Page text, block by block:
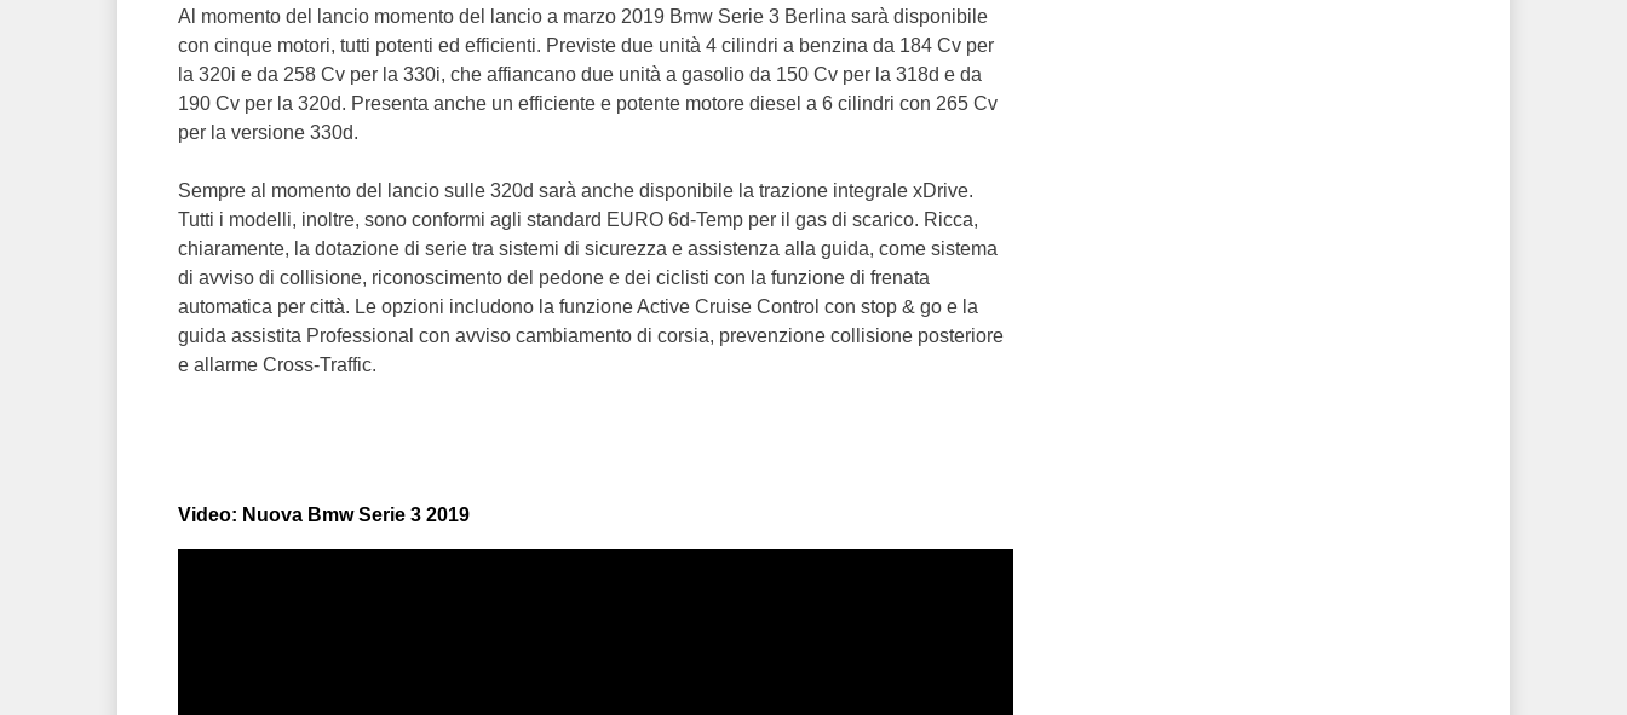
Al momento del lancio momento del lancio a marzo 2019 Bmw Serie 3 Berlina sarà disponibile
con cinque motori, tutti potenti ed efficienti. Previste due unità 4 cilindri a benzina da 184 Cv per
la 320i e da 258 Cv per la 330i, che affiancano due unità a gasolio da 150 Cv per la 318d e da
190 Cv per la 320d. Presenta anche un efficiente e potente motore diesel a 6 cilindri con 265 Cv
per la versione 330d.
Sempre al momento del lancio sulle 320d sarà anche disponibile la trazione integrale xDrive.
Tutti i modelli, inoltre, sono conformi agli standard EURO 6d-Temp per il gas di scarico. Ricca,
chiaramente, la dotazione di serie tra sistemi di sicurezza e assistenza alla guida, come sistema
di avviso di collisione, riconoscimento del pedone e dei ciclisti con la funzione di frenata
automatica per città. Le opzioni includono la funzione Active Cruise Control con stop & go e la
guida assistita Professional con avviso cambiamento di corsia, prevenzione collisione posteriore
e allarme Cross-Traffic.
Video: Nuova Bmw Serie 3 2019